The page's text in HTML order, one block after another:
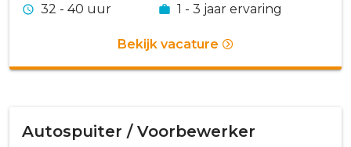
32 - 40 uur 1 - 3 jaar ervaring
Bekijk vacature
Autospuiter / Voorbewerker